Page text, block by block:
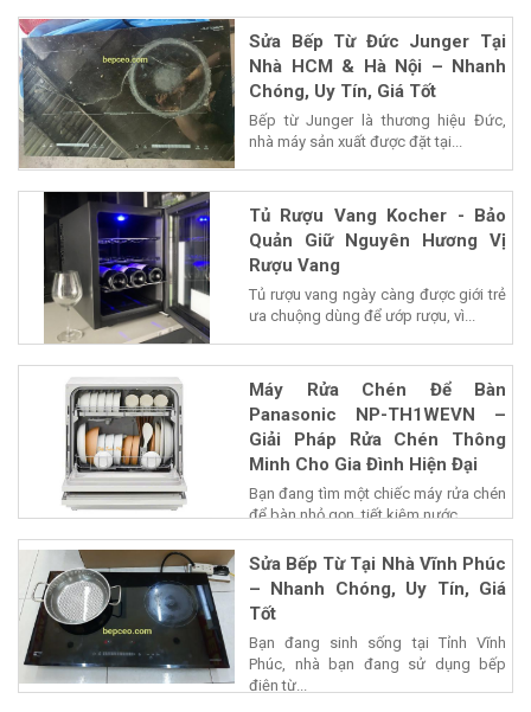
Sửa Bếp Từ Đức Junger Tại
Nhà HCM & Hà Nội – Nhanh
Chóng, Uy Tín, Giá Tốt
Bếp từ Junger là thương hiệu Đức,
nhà máy sản xuất được đặt tại...
Tủ Rượu Vang Kocher - Bảo
Quản Giữ Nguyên Hương Vị
Rượu Vang
Tủ rượu vang ngày càng được giới trẻ
ưa chuộng dùng để ướp rượu, vì...
Máy Rửa Chén Để Bàn
Panasonic NP-TH1WEVN –
Giải Pháp Rửa Chén Thông
Minh Cho Gia Đình Hiện Đại
Bạn đang tìm một chiếc máy rửa chén
để bàn nhỏ gọn, tiết kiệm nước...
Sửa Bếp Từ Tại Nhà Vĩnh Phúc
– Nhanh Chóng, Uy Tín, Giá
Tốt
Bạn đang sinh sống tại Tỉnh Vĩnh
Phúc, nhà bạn đang sử dụng bếp
điện từ...